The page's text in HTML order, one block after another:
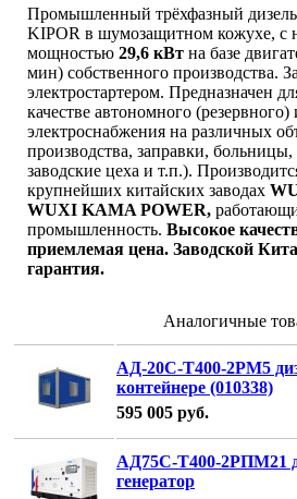
Промышленный трёхфазный
KIPOR в шумозащитном кожухе, с
мощностью 29,6 кВт на базе
мин) собственного производства.
электростартером. Предназначен
качестве автономного (резервного)
электроснабжения на различных
производства, заправки,
заводские цеха и т.п.).
крупнейших китайских заводах
WUXI KAMA POWER,
промышленность. Высокое
приемлемая цена. Заводской
гарантия.
Аналогичные
АД-20С-Т400-2РМ5
контейнере (010338)
595 005 руб.
АД75С-Т400-2РПМ21
генератор